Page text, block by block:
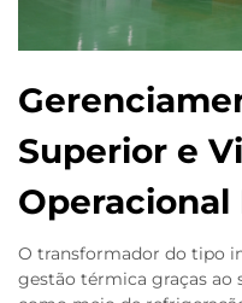
Superior e
Operacional
O transformador do tipo
gestão térmica graças ao